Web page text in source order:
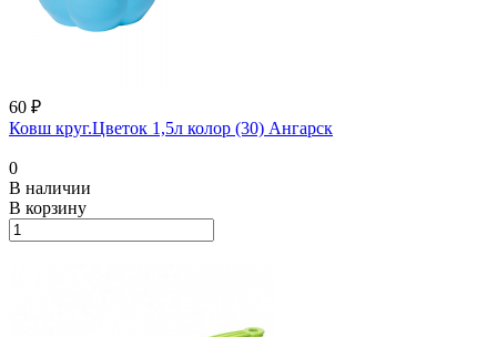
60 ₽
Ковш круг.Цветок 1,5л колор (30) Ангарск
0
В наличии
В корзину